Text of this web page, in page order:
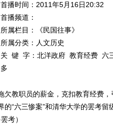
首播时间：2011年5月16日20:32
首播频道：
所属栏目：
《民国往事》
所属分类：人文历史
关 键 字： 北洋政府 教育经费 六
多
欠教职员的薪金，克扣教育经费
的“六三惨案”和清华大学的罢考
考）